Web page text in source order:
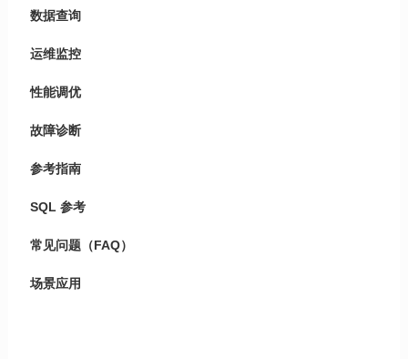
数据查询
运维监控
性能调优
故障诊断
参考指南
SQL 参考
常见问题（FAQ）
场景应用